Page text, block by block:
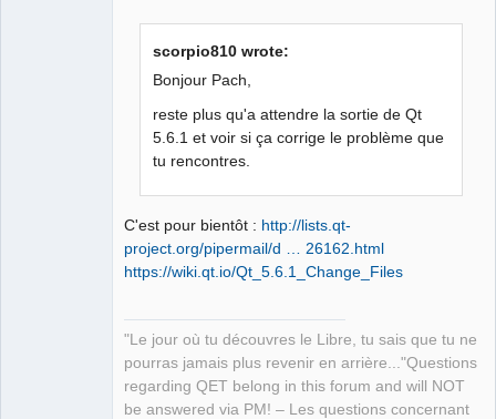
scorpio810 wrote:
Bonjour Pach,
reste plus qu'a attendre la sortie de Qt
5.6.1 et voir si ça corrige le problème que
tu rencontres.
C'est pour bientôt : http://lists.qt-
project.org/pipermail/d … 26162.html
https://wiki.qt.io/Qt_5.6.1_Change_Files
"Le jour où tu découvres le Libre, tu sais que tu ne
pourras jamais plus revenir en arrière..."Questions
regarding QET belong in this forum and will NOT
be answered via PM! – Les questions concernant